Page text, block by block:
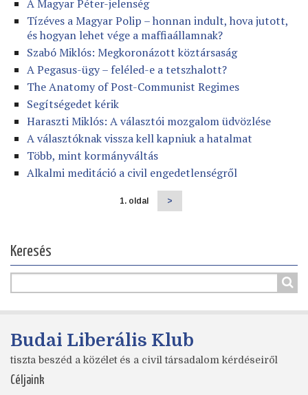
A Magyar Péter-jelenség
Tízéves a Magyar Polip – honnan indult, hova jutott,
és hogyan lehet vége a maffiaállamnak?
Szabó Miklós: Megkoronázott köztársaság
A Pegasus-ügy – feléled-e a tetszhalott?
The Anatomy of Post-Communist Regimes
Segítségedet kérik
Haraszti Miklós: A választói mozgalom üdvözlése
A választóknak vissza kell kapniuk a hatalmat
Több, mint kormányváltás
Alkalmi meditáció a civil engedetlenségről
1. oldal
Következő
>
Keresés
Budai Liberális Klub
tiszta beszéd a közélet és a civil társadalom kérdéseiről
Céljaink